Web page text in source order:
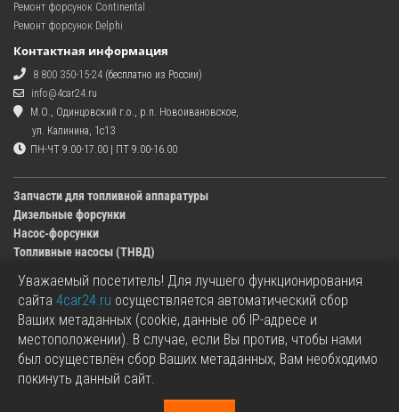
Ремонт форсунок Continental
Ремонт форсунок Delphi
Контактная информация
8 800 350-15-24 (бесплатно из России)
info@4car24.ru
М.О., Одинцовский г.о., р.п. Новоивановское,
ул. Калинина, 1с13
ПН-ЧТ 9.00-17.00 | ПТ 9.00-16.00
Запчасти для топливной аппаратуры
Дизельные форсунки
Насос-форсунки
Топливные насосы (ТНВД)
Изображения деталей, представленных в каталоге на сайте, могут отличаться от
оригиналов.
Информация о цене запчасти, указанная в каталоге на сайте, может отличаться от
фактической к моменту оформления заказа.
Все используемые товарные знаки являются собственностью их владельцев.
Названия марок, бренды и логотипы используются исключительно в
Уважаемый посетитель! Для лучшего функционирования
сайта 4car24.ru осуществляется автоматический сбор
Ваших метаданных (cookie, данные об IP-адресе и
местоположении). В случае, если Вы против, чтобы нами
был осуществлён сбор Ваших метаданных, Вам необходимо
покинуть данный сайт.